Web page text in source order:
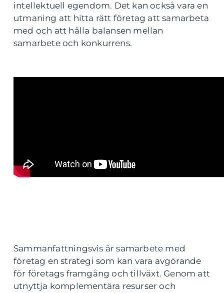
intellektuell egendom. Det kan också vara en
utmaning att hitta rätt företag att samarbeta
med och att hålla balansen mellan
samarbete och konkurrens.
Sammanfattningsvis är samarbete med
företag en strategi som kan vara avgörande
för företags framgång och tillväxt. Genom att
utnyttja komplementära resurser och